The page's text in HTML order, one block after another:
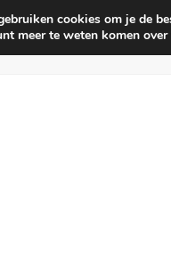
Interieur parfum
cookies om je de
meer te weten komen